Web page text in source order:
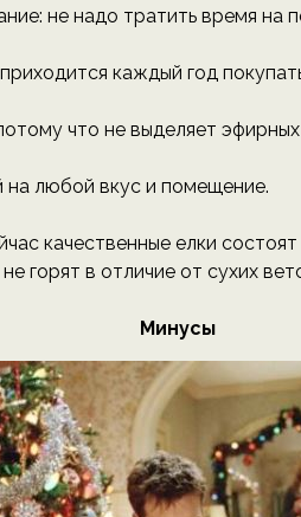
не надо тратить время на
каждый год
что не выделяет
любой вкус и помещение.
качественные елки
горят в отличие от сухих
Минусы